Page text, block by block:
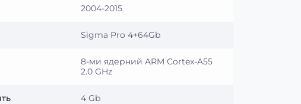
2004-2015
Sigma Pro 4+64Gb
8-ми ядерний ARM Cortex-A55
2.0 GHz
4 Gb